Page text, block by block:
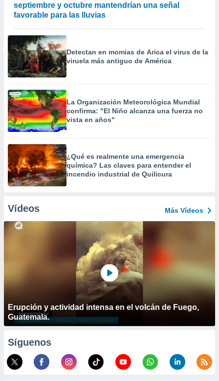
septiembre y octubre mantendrían una señal
favorable para las lluvias
Detectan en momias de Arica el virus de la
viruela más antiguo de América
La Organización Meteorológica Mundial
confirma: "El Niño alcanza una fuerza no
vista en años"
¿Qué es realmente una emergencia
química? Las claves para entender el
incendio industrial de Quilicura
Vídeos Más Vídeos
Erupción y actividad intensa en el volcán de Fuego,
Guatemala.
Síguenos